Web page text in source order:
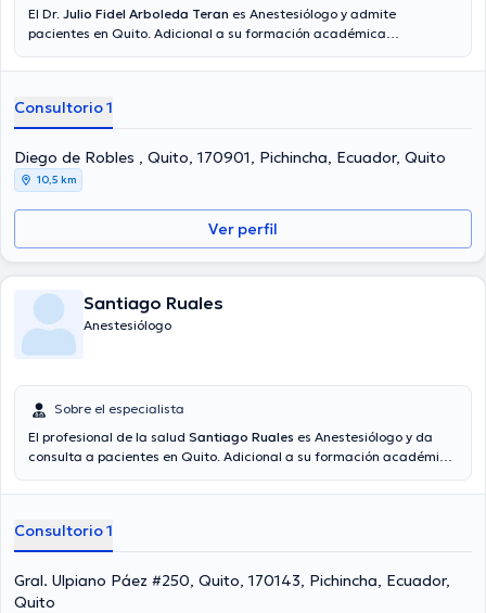
El Dr. Julio Fidel Arboleda Teran es Anestesiólogo y admite
pacientes en Quito. Adicional a su formación académica
especialidad. El médico tiene numerosos años de experiencia
como miembro de diversas asociaciones médicas. Julio Fidel
Arboleda Teran ha contribuido en incontables conferencias con
miras a tener una formación continua en su disciplina de
especialización y ha difundido importantes comunicados.
Consultorio 1
Diego de Robles , Quito, 170901, Pichincha, Ecuador, Quito
10,5 km
Ver perfil
Santiago Ruales
Anestesiólogo
Sobre el especialista
El profesional de la salud Santiago Ruales es Anestesiólogo y da
consulta a pacientes en Quito. Adicional a su formación académica
especialidad. El Dr. cuenta con muchos años de experiencia laboral
miembro de diversas asociaciones médicas. Santiago Ruales ha
compartido en diversas conferencias con la intención de lograr
tener una formación continua en su temática de especialización y
ha difundido diferentes ediciones.
Consultorio 1
Gral. Ulpiano Páez #250, Quito, 170143, Pichincha, Ecuador,
Quito